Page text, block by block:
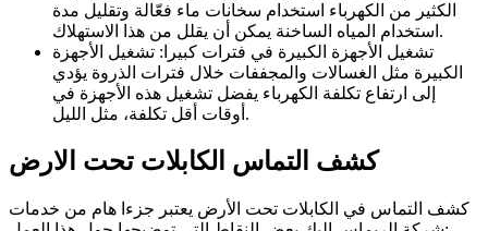
الكثير من الكهرباء استخدام سخانات ماء فعّالة وتقليل مدة
استخدام المياه الساخنة يمكن أن يقلل من هذا الاستهلاك.
تشغيل الأجهزة الكبيرة في فترات كبيرا: تشغيل الأجهزة
الكبيرة مثل الغسالات والمجففات خلال فترات الذروة يؤدي
إلى ارتفاع تكلفة الكهرباء يفضل تشغيل هذه الأجهزة في
أوقات أقل تكلفة، مثل الليل.
كشف التماس الكابلات تحت الارض
كشف التماس في الكابلات تحت الأرض يعتبر جزءا هام من خدمات